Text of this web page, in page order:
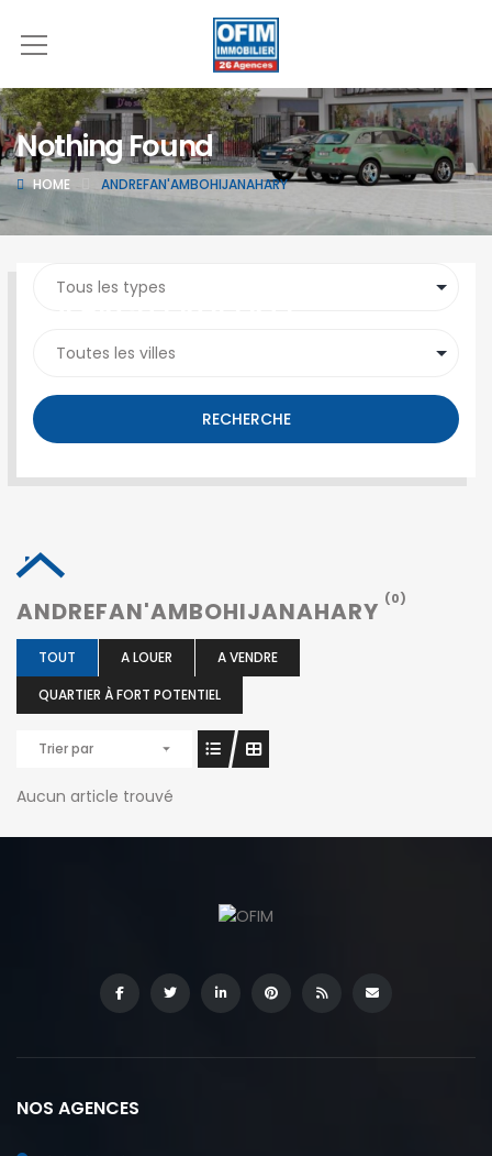
Nothing Found
HOME ANDREFAN'AMBOHIJANAHARY
SEARCH PROPERTY
RECHERCHE
ANDREFAN'AMBOHIJANAHARY (0)
TOUT A LOUER
A VENDRE
QUARTIER À FORT POTENTIEL
Trier par
Aucun article trouvé
NOS AGENCES